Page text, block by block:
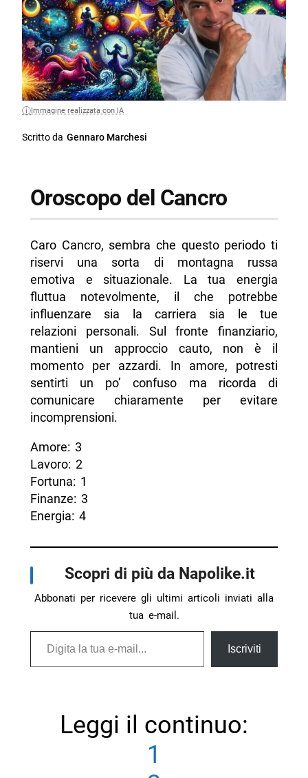
Immagine realizzata con IA
Scritto da Gennaro Marchesi
Oroscopo del Cancro
Caro Cancro, sembra che questo periodo ti
riservi una sorta di montagna russa
emotiva e situazionale. La tua energia
fluttua notevolmente, il che potrebbe
influenzare sia la carriera sia le tue
relazioni personali. Sul fronte finanziario,
mantieni un approccio cauto, non è il
momento per azzardi. In amore, potresti
sentirti un po’ confuso ma ricorda di
comunicare chiaramente per evitare
incomprensioni.
Amore: 3
Lavoro: 2
Fortuna: 1
Finanze: 3
Energia: 4
Scopri di più da Napolike.it
Abbonati per ricevere gli ultimi articoli inviati alla
tua e-mail.
Digita la tua e-mail...
Iscriviti
Leggi il continuo:
1